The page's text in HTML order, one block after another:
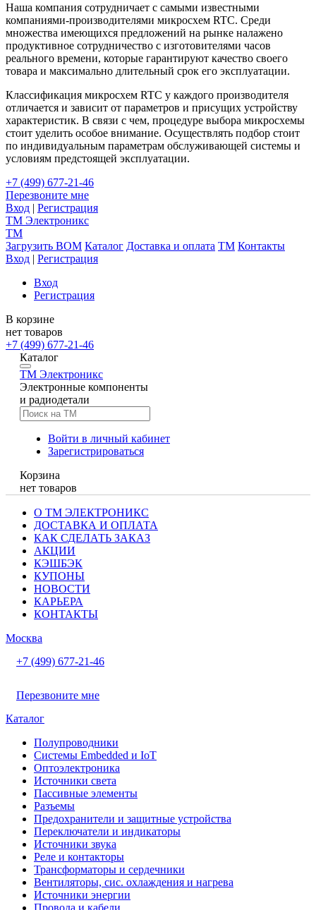
Наша компания сотрудничает с самыми известными
компаниями-производителями микросхем RTC. Среди
множества имеющихся предложений на рынке налажено
продуктивное сотрудничество с изготовителями часов
реального времени, которые гарантируют качество своего
товара и максимально длительный срок его эксплуатации.
Классификация микросхем RTC у каждого производителя
отличается и зависит от параметров и присущих устройству
характеристик. В связи с чем, процедуре выбора микросхемы
стоит уделить особое внимание. Осуществлять подбор стоит
по индивидуальным параметрам обслуживающей системы и
условиям предстоящей эксплуатации.
+7 (499) 677-21-46
Перезвоните мне
Вход | Регистрация
TM Электроникс
TM
Загрузить BOM Каталог Доставка и оплата TM Контакты
Вход | Регистрация
Вход
Регистрация
В корзине
нет товаров
+7 (499) 677-21-46
Каталог
TM Электроникс
Электронные компоненты
и радиодетали
Войти в личный кабинет
Зарегистрироваться
Корзина
нет товаров
О ТМ ЭЛЕКТРОНИКС
ДОСТАВКА И ОПЛАТА
КАК СДЕЛАТЬ ЗАКАЗ
АКЦИИ
КЭШБЭК
КУПОНЫ
НОВОСТИ
КАРЬЕРА
КОНТАКТЫ
Москва
+7 (499) 677-21-46
Перезвоните мне
Каталог
Полупроводники
Системы Embedded и IoT
Oптоэлектроника
Источники света
Пассивные элементы
Разъeмы
Предохранители и защитные устройства
Переключатели и индикаторы
Источники звука
Реле и контакторы
Трансформаторы и сердечники
Вентиляторы, сис. охлаждения и нагрева
Источники энергии
Провода и кабели